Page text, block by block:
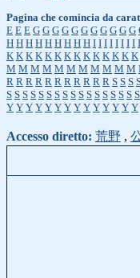
Pagina che comincia da
E E E G G G G G G G G G G G
H H H H H H H H H I I I I I I I I I
K K K K K K K K K K K K K K
M M M M M M M M M M M
R R R R R R R R R R R S S S
S S S S S S S S S S S S S S S S S
Y Y Y Y Y Y Y Y Y Y Y Y Y Y
Accesso diretto: 荒野 ,